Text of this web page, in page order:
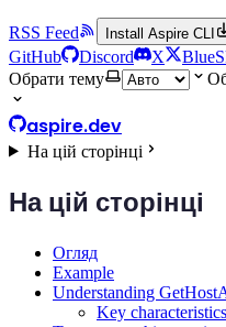
RSS Feed Install Aspire CLI
GitHub Discord X
Обрати тему
aspire.dev
На цій сторінці
На цій сторінці
Огляд
Example
Understanding
Key characteristics